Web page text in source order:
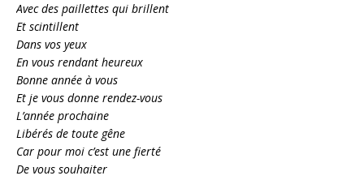
Avec des paillettes qui brillent
Et scintillent
Dans vos yeux
En vous rendant heureux
Bonne année à vous
Et je vous donne rendez-vous
L’année prochaine
Libérés de toute gêne
Car pour moi c’est une fierté
De vous souhaiter